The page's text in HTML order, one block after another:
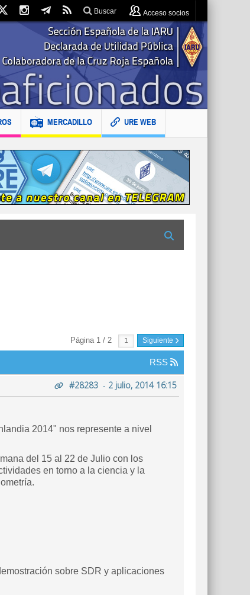
Buscar Acceso socios
MERCADILLO URE WEB
Página 1 / 2 Siguiente
RSS
#28283 - 2 julio, 2014 16:15
2014" nos represente a nivel
del 15 al 22 de Julio con los
en torno a la ciencia y la
sobre SDR y aplicaciones